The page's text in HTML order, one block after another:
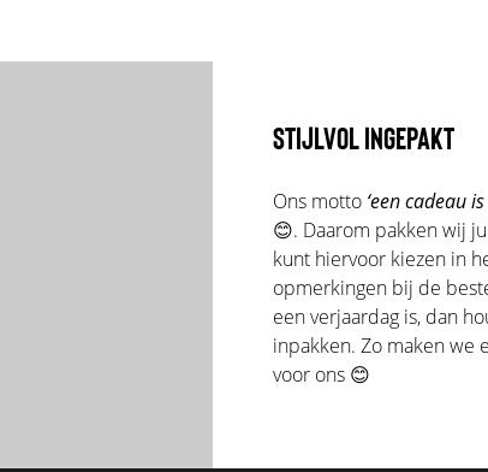
STIJLVOL INGEPAKT
Ons motto ‘een cadeau
😊. Daarom pakken wij
kunt hiervoor kiezen in
opmerkingen bij de
een verjaardag is, dan
inpakken. Zo maken we
voor ons 😊